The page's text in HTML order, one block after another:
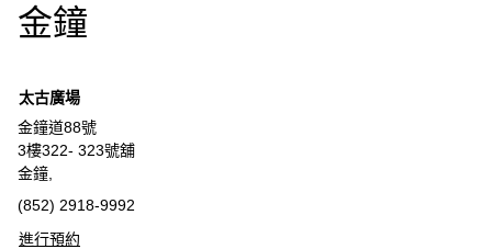
金鐘
太古廣場
金鐘道88號
3樓322- 323號舖
金鐘,
(852) 2918-9992
進行預約